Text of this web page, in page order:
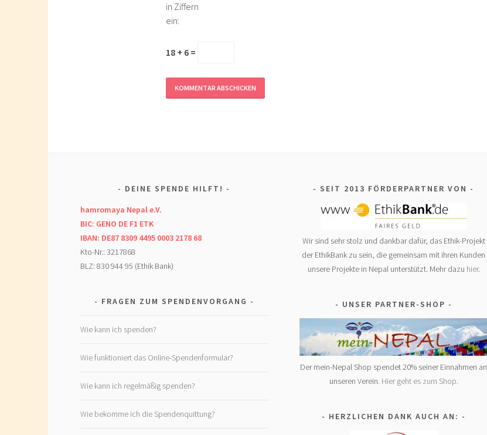
in Ziffern
ein:
18 + 6 =
DEINE SPENDE HILFT!
hamromaya Nepal e.V.
BIC: GENO DE F1 ETK
IBAN: DE87 8309 4495 0003 2178 68
Kto-Nr.: 3217868
BLZ: 830 944 95 (Ethik Bank)
FRAGEN ZUM SPENDENVORGANG
Wie kann ich spenden?
Wie funktioniert das Online-Spendenformular?
Wie kann ich regelmäßig spenden?
Wie bekomme ich die Spendenquittung?
SEIT 2013 FÖRDERPARTNER VON
Wir sind sehr stolz und dankbar dafür, das Ethik-Projekt
der EthikBank zu sein, die gemeinsam mit ihren Kunden
unsere Projekte in Nepal unterstützt. Mehr dazu hier.
UNSER PARTNER-SHOP
Der mein-Nepal Shop spendet 20% seiner Einnahmen an
unseren Verein. Hier geht es zum Shop.
HERZLICHEN DANK AUCH AN: